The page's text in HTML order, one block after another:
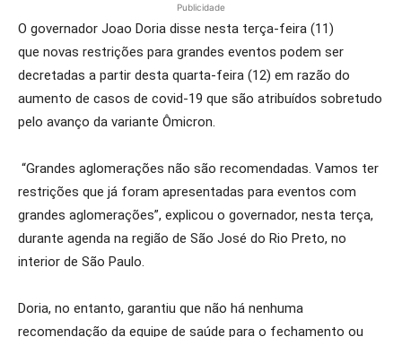
Publicidade
O governador Joao Doria disse nesta terça-feira (11)
que novas restrições para grandes eventos podem ser
decretadas a partir desta quarta-feira (12) em razão do
aumento de casos de covid-19 que são atribuídos sobretudo
pelo avanço da variante Ômicron.
“Grandes aglomerações não são recomendadas. Vamos ter
restrições que já foram apresentadas para eventos com
grandes aglomerações”, explicou o governador, nesta terça,
durante agenda na região de São José do Rio Preto, no
interior de São Paulo.
Doria, no entanto, garantiu que não há nenhuma
recomendação da equipe de saúde para o fechamento ou